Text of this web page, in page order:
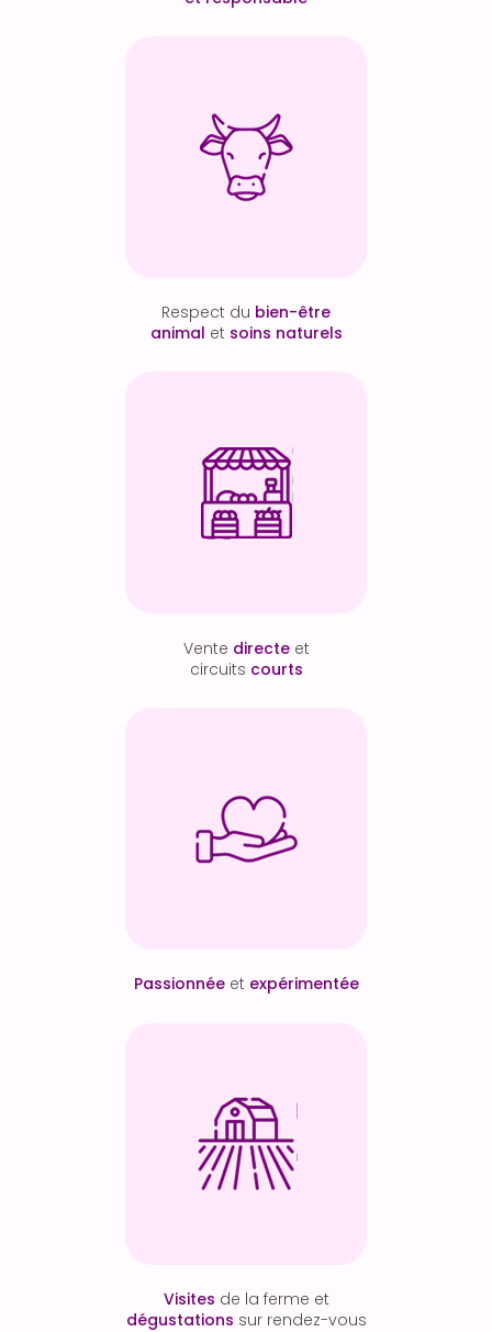
Respect du bien-être
animal et soins naturels
Vente directe et
circuits courts
Passionnée et expérimentée
Visites de la ferme et
dégustations sur rendez-vous